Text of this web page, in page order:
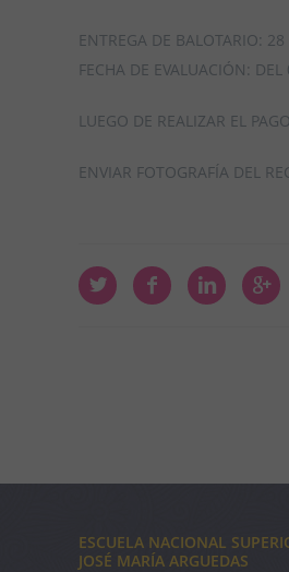
ENTREGA DE BALOTARIO: 28
FECHA DE EVALUACIÓN:
LUEGO DE REALIZAR EL
ENVIAR FOTOGRAFÍA DEL
ESCUELA NACIONAL
JOSÉ MARÍA ARGUEDAS